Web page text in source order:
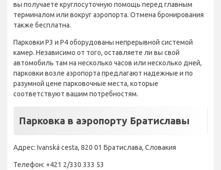
вы получаете круглосуточную помощь перед главным
терминалом или вокруг аэропорта. Отмена бронирования
также бесплатна.
Парковки P3 и P4 оборудованы непрерывной системой
камер. Независимо от того, оставляете ли вы свой
автомобиль там на несколько часов или несколько дней,
парковки возле аэропорта предлагают надежные и по
разумной цене парковочные места, которые
соответствуют вашим потребностям.
Парковка в аэропорту Братиславы
Адрес: Ivanská cesta, 820 01 Братислава, Словакия
Телефон: +421 2/330 333 53